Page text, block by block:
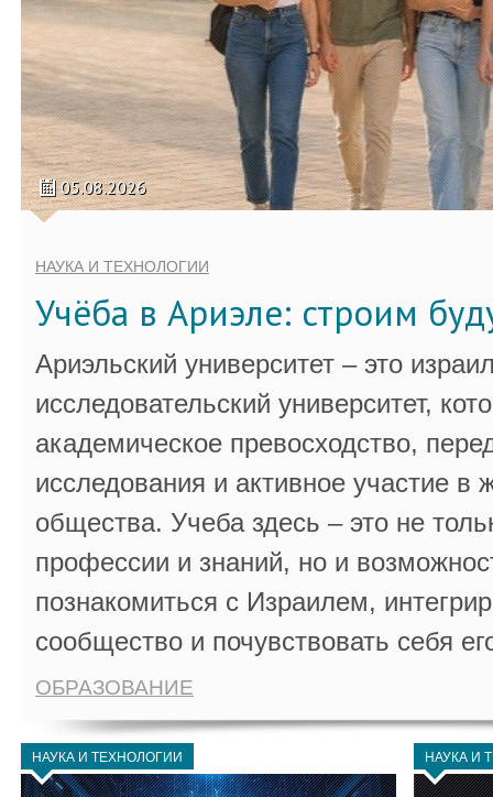
05.08.2026
НАУКА И ТЕХНОЛОГИИ
Учёба в Ариэле: строим
Ариэльский университет – это
исследовательский университет,
академическое превосходство,
исследования и активное участие в
общества. Учеба здесь – это не
профессии и знаний, но и
познакомиться с Израилем,
сообщество и почувствовать себя
ОБРАЗОВАНИЕ
НАУКА И ТЕХНОЛОГИИ НАУКА И